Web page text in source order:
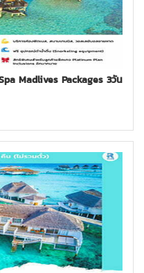
Madlives Packages 3วัน